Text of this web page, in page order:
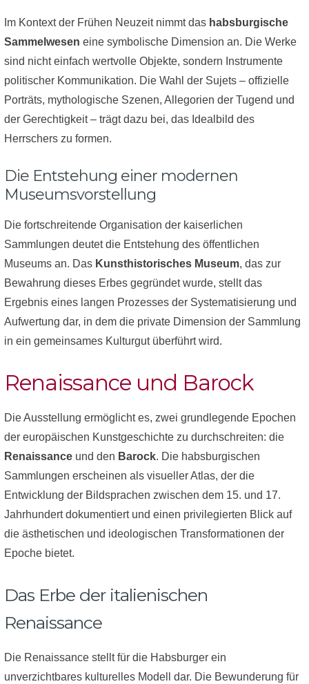
Im Kontext der Frühen Neuzeit nimmt das habsburgische
Sammelwesen eine symbolische Dimension an. Die Werke
sind nicht einfach wertvolle Objekte, sondern Instrumente
politischer Kommunikation. Die Wahl der Sujets – offizielle
Porträts, mythologische Szenen, Allegorien der Tugend und
der Gerechtigkeit – trägt dazu bei, das Idealbild des
Herrschers zu formen.
Die Entstehung einer modernen
Museumsvorstellung
Die fortschreitende Organisation der kaiserlichen
Sammlungen deutet die Entstehung des öffentlichen
Museums an. Das Kunsthistorisches Museum, das zur
Bewahrung dieses Erbes gegründet wurde, stellt das
Ergebnis eines langen Prozesses der Systematisierung und
Aufwertung dar, in dem die private Dimension der Sammlung
in ein gemeinsames Kulturgut überführt wird.
Renaissance und Barock
Die Ausstellung ermöglicht es, zwei grundlegende Epochen
der europäischen Kunstgeschichte zu durchschreiten: die
Renaissance und den Barock. Die habsburgischen
Sammlungen erscheinen als visueller Atlas, der die
Entwicklung der Bildsprachen zwischen dem 15. und 17.
Jahrhundert dokumentiert und einen privilegierten Blick auf
die ästhetischen und ideologischen Transformationen der
Epoche bietet.
Das Erbe der italienischen
Renaissance
Die Renaissance stellt für die Habsburger ein
unverzichtbares kulturelles Modell dar. Die Bewunderung für